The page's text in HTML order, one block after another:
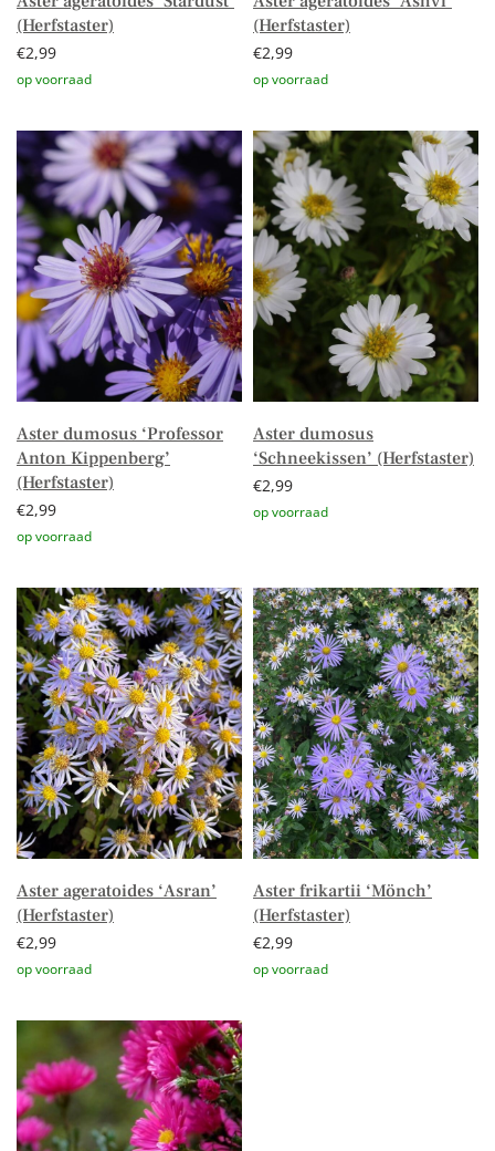
(Herfstaster)
€2,99
(Herfstaster)
€2,99
Aster dumosus ‘Professor
Anton Kippenberg’
(Herfstaster)
€2,99
Aster dumosus
‘Schneekissen’ (Herfstaster)
€2,99
Aster ageratoides ‘Asran’
(Herfstaster)
€2,99
Aster frikartii ‘Mönch’
(Herfstaster)
€2,99